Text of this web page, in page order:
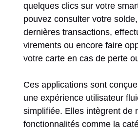
quelques clics sur votre
pouvez consulter votre
dernières transactions,
virements ou encore faire
votre carte en cas de perte
Ces applications sont
une expérience utilisateur
simplifiée. Elles intègrent de
fonctionnalités comme la